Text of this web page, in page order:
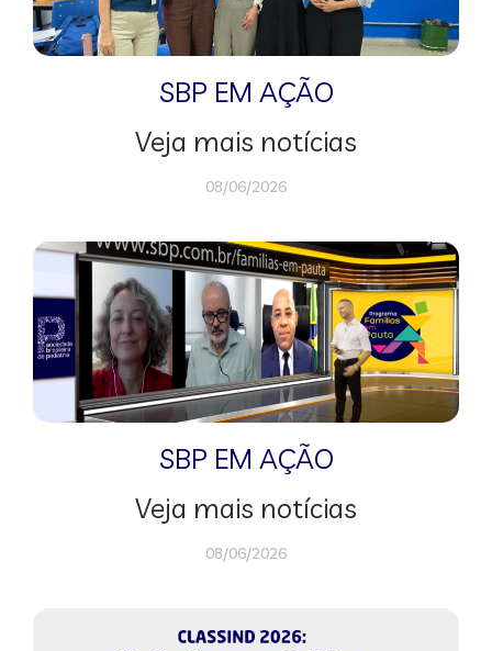
SBP EM AÇÃO
Veja mais notícias
08/06/2026
SBP EM AÇÃO
Veja mais notícias
08/06/2026